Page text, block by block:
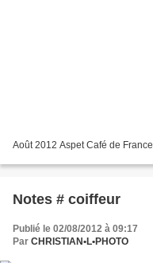
Août 2012 Aspet Café de France
Notes # coiffeur
Publié le 02/08/2012 à 09:17
Par CHRISTIAN•L•PHOTO